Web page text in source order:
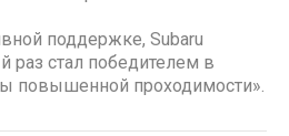
поддержке, Subaru
раз стал победителем в
повышенной проходимости».